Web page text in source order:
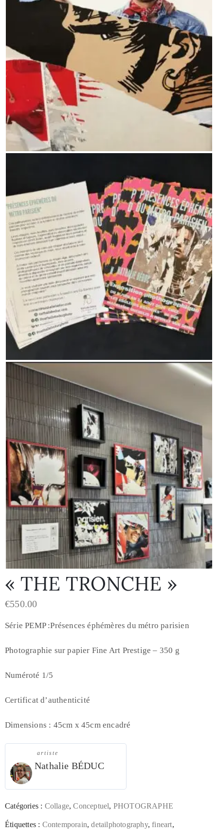
« THE TRONCHE »
€550.00
Série PEMP :Présences éphémères du métro parisien
Photographie sur papier Fine Art Prestige – 350 g
Numéroté 1/5
Certificat d’authenticité
Dimensions : 45cm x 45cm encadré
artiste
Nathalie BÉDUC
Catégories : Collage,Conceptuel, PHOTOGRAPHE
Étiquettes : Contemporain,detailphotography,fineart,